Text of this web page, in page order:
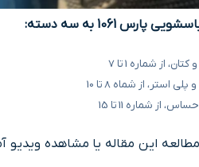
1061 به سه دسته:
از شماره 1 تا 7
استر، از شماه 8 تا 10
از شماره 11 تا 15
این مقاله یا مشاهده ویدیو